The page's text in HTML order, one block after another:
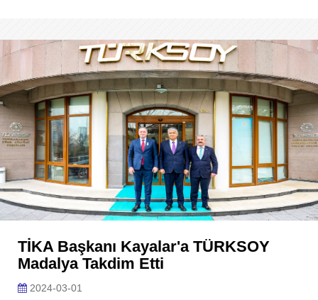
TİKA Başkanı Kayalar'a TÜRKSOY
Madalya Takdim Etti
2024-03-01